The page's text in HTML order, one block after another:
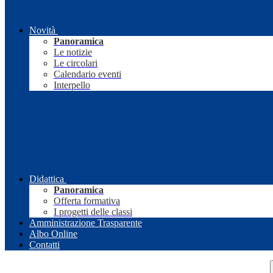
Novità
Panoramica
Le notizie
Le circolari
Calendario eventi
Interpello
Didattica
Panoramica
Offerta formativa
I progetti delle classi
Amministrazione Trasparente
Albo Online
Contatti